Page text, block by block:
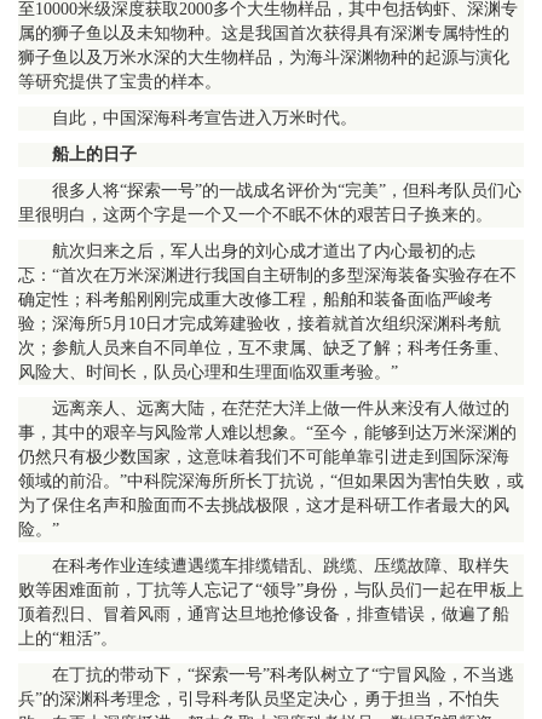
至10000米级深度获取2000多个大生物样品，其中包括钩虾、深渊专
属的狮子鱼以及未知物种。这是我国首次获得具有深渊专属特性的
狮子鱼以及万米水深的大生物样品，为海斗深渊物种的起源与演化
等研究提供了宝贵的样本。
自此，中国深海科考宣告进入万米时代。
船上的日子
很多人将“探索一号”的一战成名评价为“完美”，但科考队员们心
里很明白，这两个字是一个又一个不眠不休的艰苦日子换来的。
航次归来之后，军人出身的刘心成才道出了内心最初的忐
忑：“首次在万米深渊进行我国自主研制的多型深海装备实验存在不
确定性；科考船刚刚完成重大改修工程，船舶和装备面临严峻考
验；深海所5月10日才完成筹建验收，接着就首次组织深渊科考航
次；参航人员来自不同单位，互不隶属、缺乏了解；科考任务重、
风险大、时间长，队员心理和生理面临双重考验。”
远离亲人、远离大陆，在茫茫大洋上做一件从来没有人做过的
事，其中的艰辛与风险常人难以想象。“至今，能够到达万米深渊的
仍然只有极少数国家，这意味着我们不可能单靠引进走到国际深海
领域的前沿。”中科院深海所所长丁抗说，“但如果因为害怕失败，或
为了保住名声和脸面而不去挑战极限，这才是科研工作者最大的风
险。”
在科考作业连续遭遇缆车排缆错乱、跳缆、压缆故障、取样失
败等困难面前，丁抗等人忘记了“领导”身份，与队员们一起在甲板上
顶着烈日、冒着风雨，通宵达旦地抢修设备，排查错误，做遍了船
上的“粗活”。
在丁抗的带动下，“探索一号”科考队树立了“宁冒风险，不当逃
兵”的深渊科考理念，引导科考队员坚定决心，勇于担当，不怕失